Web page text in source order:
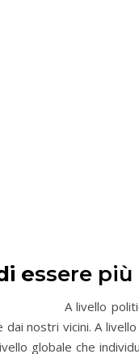
essere
A livello
dai nostri vicini. A
globale che